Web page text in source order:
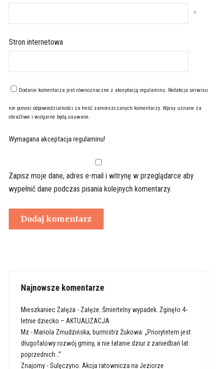
*
Stron internetowa
Dodanie komentarza jest równoznaczne z akceptacją regulaminu. Redakcja serwisu
nie ponosi odpowiedzialności za treść zamieszczanych komentarzy. Wpisy uznane za
obraźliwe i wulgarne będą usuwane.
Wymagana akceptacja regulaminu!
Zapisz moje dane, adres e-mail i witrynę w przeglądarce aby
wypełnić dane podczas pisania kolejnych komentarzy.
Najnowsze komentarze
Mieszkaniec Załęża - Załęże. Śmiertelny wypadek. Zginęło 4-
letnie dziecko – AKTUALIZACJA
Mz - Mariola Zmudzińska, burmistrz Żukowa: „Priorytetem jest
długofalowy rozwój gminy, a nie łatanie dziur z zaniedbań lat
poprzednich…”
Znajomy-Sulęczyno. Akcja ratownicza na Jeziorze